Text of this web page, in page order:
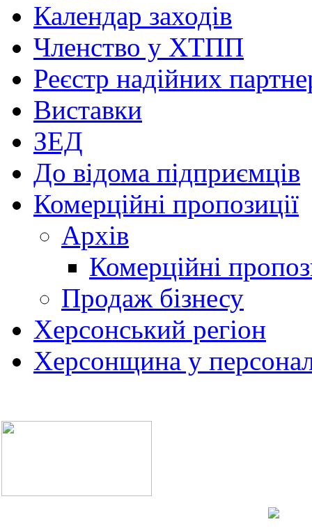
Календар заходів
Членство у ХТПП
Реєстр надійних
Виставки
ЗЕД
До відома підприємців
Комерційні пропозиції
Архів
Комерційні
Продаж бізнесу
Херсонський регіон
Херсонщина у